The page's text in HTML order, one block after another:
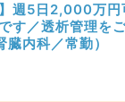
】週5日2,000万
す／透析管理を
内科／常勤）